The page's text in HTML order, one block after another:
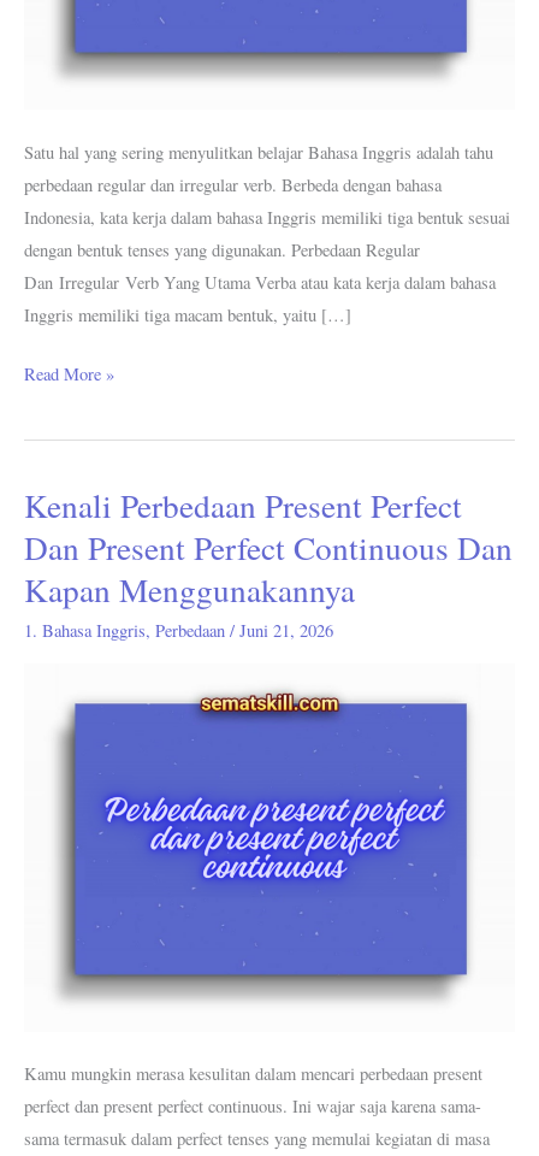
Satu hal yang sering menyulitkan belajar Bahasa Inggris adalah tahu
perbedaan regular dan irregular verb. Berbeda dengan bahasa
Indonesia, kata kerja dalam bahasa Inggris memiliki tiga bentuk sesuai
dengan bentuk tenses yang digunakan. Perbedaan Regular
Dan Irregular Verb Yang Utama Verba atau kata kerja dalam bahasa
Inggris memiliki tiga macam bentuk, yaitu […]
Read More »
Kenali Perbedaan Present Perfect
Dan Present Perfect Continuous Dan
Kapan Menggunakannya
1. Bahasa Inggris, Perbedaan / Juni 21, 2026
Kamu mungkin merasa kesulitan dalam mencari perbedaan present
perfect dan present perfect continuous. Ini wajar saja karena sama-
sama termasuk dalam perfect tenses yang memulai kegiatan di masa
Kenali
Present
Perfect
Dan
Continuous
Menggunakannya